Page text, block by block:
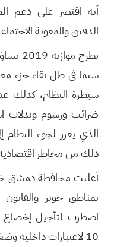
أنه اقتصر على دعم
الدقيق والمعونة
تطرح
سيما في ظل بقاء جزء
سيطرة النظام، كذلك
ضرائب ورسوم وبدلات
الذي يعزز لجوء النظام
ذلك من مخاطر
أعلنت محافظة دمشق
اضطرت لتأجيل إخضاع
10 لاعتبارات داخلية وضغوط خارجية.